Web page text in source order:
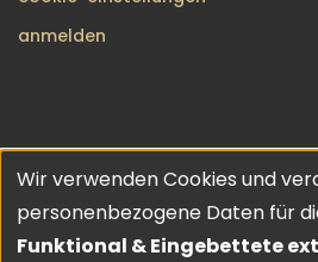
BENUTZERMENÜ
anmelden
no gods · no masters | copyleft
URO💔
Verwendung
Wir verwenden Cookies und
personenbezogene Daten für
Funktional & Eingebettete